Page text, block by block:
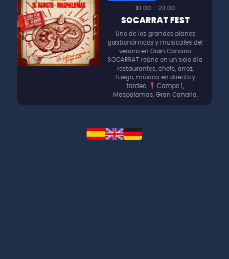
13:00 – 23:00
SOCARRAT FEST
Uno de los grandes planes
gastronómicos y musicales del
verano en Gran Canaria.
SOCARRAT reúne en un solo día
restaurantes, chefs, arroz,
fuego, música en directo y
tardeo.
Campo 1,
Maspalomas, Gran Canaria.